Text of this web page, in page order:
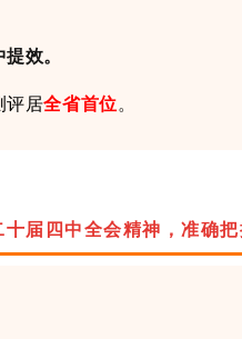
效。
评居全省首位。
十届四中全会精神， 准确